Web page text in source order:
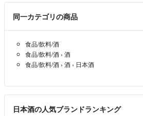
なお、これらの購入日は全て12月です。
ご検討お願いいたします。
R- 5ヶ月前
購入を検討しています
タチ97464823- 5ヶ月前
同一カテゴリの商品
食品/飲料/酒
食品/飲料/酒 › 酒
食品/飲料/酒 › 酒 › 日本酒
日本酒の人気ブランドランキング